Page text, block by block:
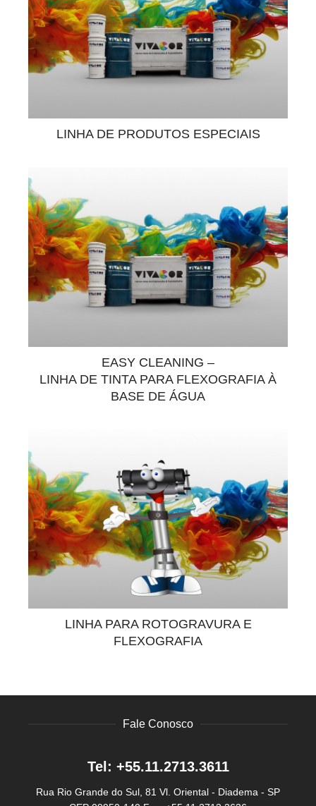
LINHA DE PRODUTOS ESPECIAIS
EASY CLEANING –
LINHA DE TINTA PARA FLEXOGRAFIA À
BASE DE ÁGUA
LINHA PARA ROTOGRAVURA E
FLEXOGRAFIA
Fale Conosco
Tel: +55.11.2713.3611
Rua Rio Grande do Sul, 81 Vl. Oriental - Diadema - SP